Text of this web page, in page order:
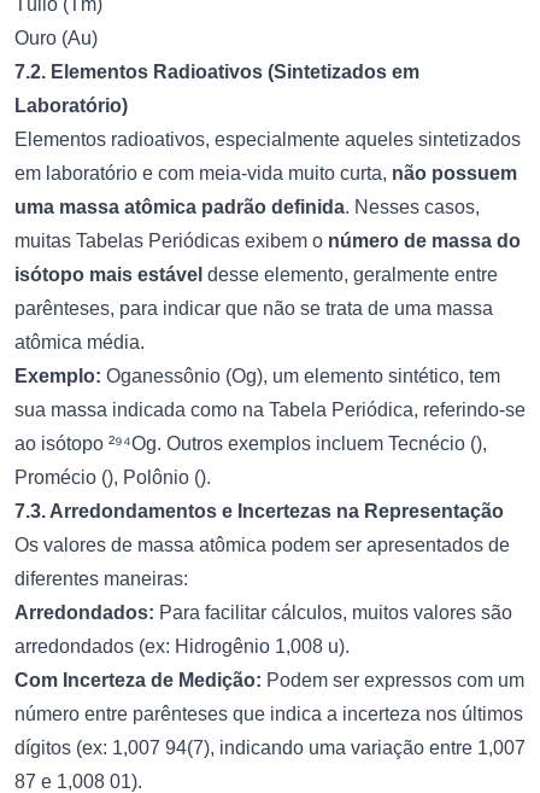
Túlio (Tm)
Ouro (Au)
7.2. Elementos Radioativos (Sintetizados em
Laboratório)
Elementos radioativos, especialmente aqueles sintetizados
em laboratório e com meia-vida muito curta, não possuem
uma massa atômica padrão definida. Nesses casos,
muitas Tabelas Periódicas exibem o número de massa do
isótopo mais estável desse elemento, geralmente entre
parênteses, para indicar que não se trata de uma massa
atômica média.
Exemplo: Oganessônio (Og), um elemento sintético, tem
sua massa indicada como na Tabela Periódica, referindo-se
ao isótopo ²⁹⁴Og. Outros exemplos incluem Tecnécio (),
Promécio (), Polônio ().
7.3. Arredondamentos e Incertezas na Representação
Os valores de massa atômica podem ser apresentados de
diferentes maneiras:
Arredondados: Para facilitar cálculos, muitos valores são
arredondados (ex: Hidrogênio 1,008 u).
Com Incerteza de Medição: Podem ser expressos com um
número entre parênteses que indica a incerteza nos últimos
dígitos (ex: 1,007 94(7), indicando uma variação entre 1,007
87 e 1,008 01).